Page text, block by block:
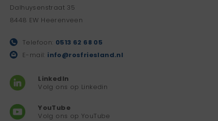
Dalhuysenstraat 35
8448 EW Heerenveen
Telefoon: 0513 62 68 05
E-mail: info@rosfriesland.nl
LinkedIn
Volg ons op Linkedin
YouTube
Volg ons op YouTube